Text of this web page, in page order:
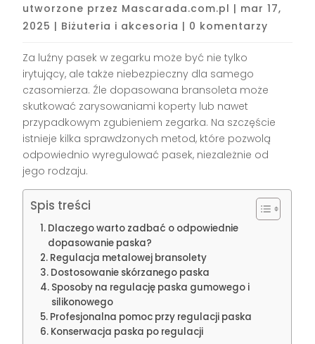
utworzone przez Mascarada.com.pl | mar 17,
2025 | Biżuteria i akcesoria | 0 komentarzy
Za luźny pasek w zegarku może być nie tylko
irytujący, ale także niebezpieczny dla samego
czasomierza. Źle dopasowana bransoleta może
skutkować zarysowaniami koperty lub nawet
przypadkowym zgubieniem zegarka. Na szczęście
istnieje kilka sprawdzonych metod, które pozwolą
odpowiednio wyregulować pasek, niezależnie od
jego rodzaju.
Spis treści
Dlaczego warto zadbać o odpowiednie
dopasowanie paska?
Regulacja metalowej bransolety
Dostosowanie skórzanego paska
Sposoby na regulację paska gumowego i
silikonowego
Profesjonalna pomoc przy regulacji paska
Konserwacja paska po regulacji